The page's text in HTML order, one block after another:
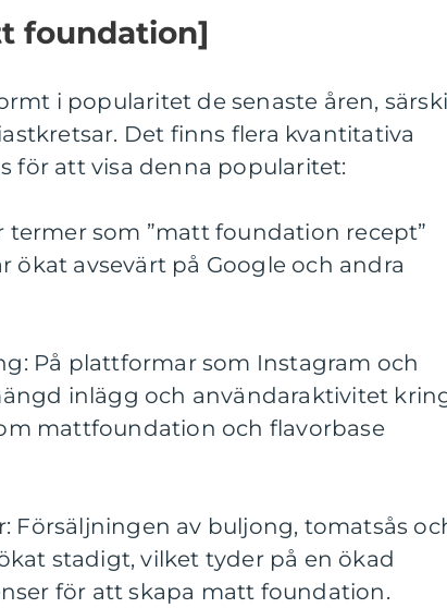
foundation]
i popularitet de senaste åren,
Det finns flera kvantitativa
för att visa denna popularitet:
termer som ”matt foundation recept”
ökat avsevärt på Google och andra
På plattformar som Instagram och
inlägg och användaraktivitet
mattfoundation och flavorbase
Försäljningen av buljong, tomatsås
stadigt, vilket tyder på en ökad
för att skapa matt foundation.